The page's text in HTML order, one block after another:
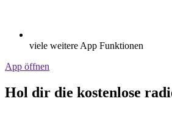
viele weitere App Funktionen
App öffnen
Hol dir die kostenlose